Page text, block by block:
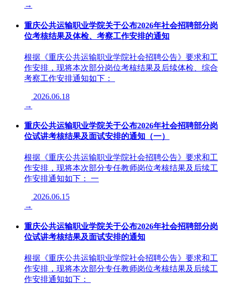
→
重庆公共运输职业学院关于公布2026年社会招聘部分岗
位考核结果及体检、考察工作安排的通知
根据《重庆公共运输职业学院社会招聘公告》要求和工
作安排，现将本次部分岗位考核结果及后续体检、综合
考察工作安排通知如下： ​
2026.06.18
→
重庆公共运输职业学院关于公布2026年社会招聘部分岗
位试讲考核结果及面试安排的通知（一）
根据《重庆公共运输职业学院社会招聘公告》要求和工
作安排，现将本次部分专任教师岗位考核结果及后续工
作安排通知如下： 一
2026.06.15
→
重庆公共运输职业学院关于公布2026年社会招聘部分岗
位试讲考核结果及面试安排的通知
根据《重庆公共运输职业学院社会招聘公告》要求和工
作安排，现将本次部分专任教师岗位考核结果及后续工
作安排通知如下： ​